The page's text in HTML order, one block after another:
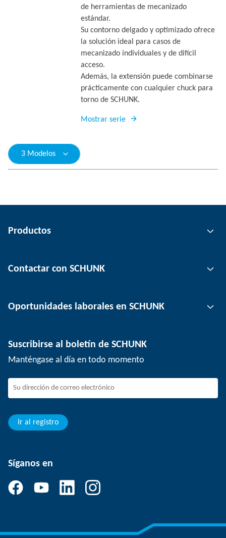
de herramientas de mecanizado
estándar.
Su contorno delgado y optimizado ofrece
la solución ideal para casos de
mecanizado individuales y de difícil
acceso.
Además, la extensión puede combinarse
prácticamente con cualquier chuck para
torno de SCHUNK.
Mostrar serie
3 Modelos
Productos
Tecnología de automatización
Tecnología de sujeción de piezas
Contactar con SCHUNK
Ubicaciones
Eventos
SCHUNK - Sistema de canal de denuncias
Oportunidades laborales en SCHUNK
Trabajar en SCHUNK
Jóvenes profesionales
Aprendiz
Suscribirse al boletín de SCHUNK
Manténgase al día en todo momento
Ir al registro
Síganos en